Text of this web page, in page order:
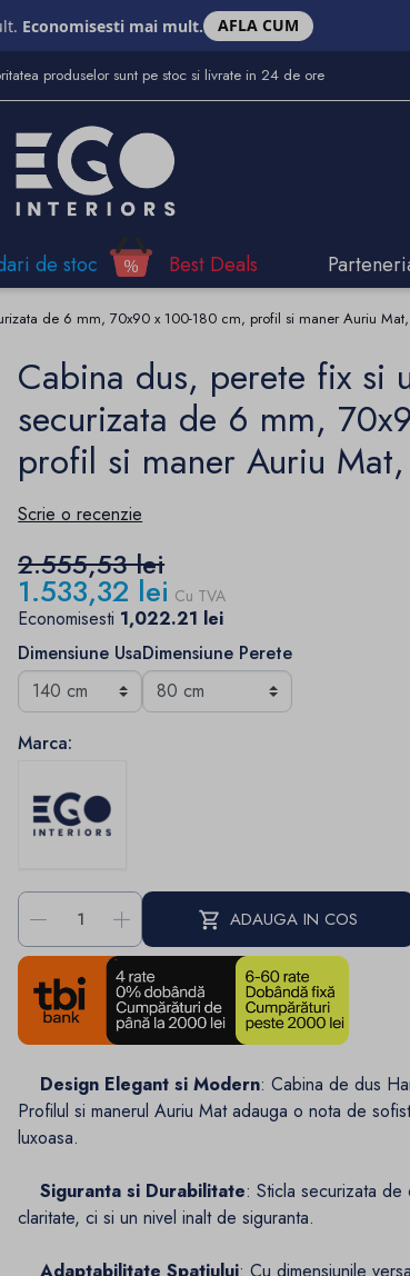
Economisesti mai mult. AFLA CUM
produselor sunt pe stoc si livrate in 24 de ore
de stoc Best Deals
de 6 mm, 70x90 x 100-180 cm, profil si maner Auriu
Cabina dus, perete fix si
securizata de 6 mm,
profil si maner Auriu
Scrie o recenzie
2.555,53 lei
1.533,32 lei Cu TVA
Economisesti 1,022.21 lei
Dimensiune UsaDimensiune Perete
Marca:
- + ADAUGA IN COS
Design Elegant si Modern: Cabina de dus
Profilul si manerul Auriu Mat adauga o nota de
luxoasa.
Siguranta si Durabilitate: Sticla securizata de
claritate, ci si un nivel inalt de siguranta.